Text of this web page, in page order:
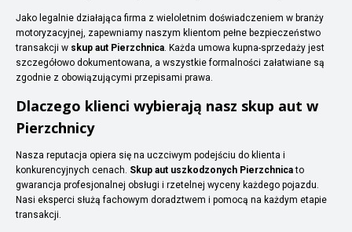
Jako legalnie działająca firma z wieloletnim doświadczeniem w branży
motoryzacyjnej, zapewniamy naszym klientom pełne bezpieczeństwo
transakcji w skup aut Pierzchnica. Każda umowa kupna-sprzedaży jest
szczegółowo dokumentowana, a wszystkie formalności załatwiane są
zgodnie z obowiązującymi przepisami prawa.
Dlaczego klienci wybierają nasz skup aut w
Pierzchnicy
Nasza reputacja opiera się na uczciwym podejściu do klienta i
konkurencyjnych cenach. Skup aut uszkodzonych Pierzchnicato
gwarancja profesjonalnej obsługi i rzetelnej wyceny każdego pojazdu.
Nasi eksperci służą fachowym doradztwem i pomocą na każdym etapie
transakcji.